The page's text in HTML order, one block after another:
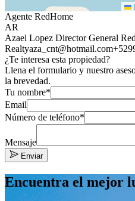
Agente RedHome
AR
Azael Lopez Director General
Realtyaza_cnt@hotmail.com
¿Te interesa esta propiedad?
Llena el formulario y nuestro
la brevedad.
Tu nombre*
Email
Número de teléfono*
Mensaje
Enviar
Encuentra el mejor